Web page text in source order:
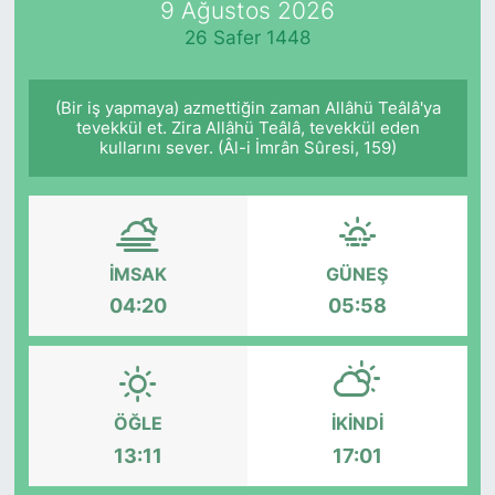
9 Ağustos 2026
26 Safer 1448
(Bir iş yapmaya) azmettiğin zaman Allâhü Teâlâ'ya
tevekkül et. Zira Allâhü Teâlâ, tevekkül eden
kullarını sever. (Âl-i İmrân Sûresi, 159)
İMSAK
04:20
GÜNEŞ
05:58
ÖĞLE
13:11
İKINDI
17:01
KÖŞE YAZILARI
KÖŞE YAZILARI (Arşiv)
KÜLTÜR SANAT
RÖPORTAJ
SARIYER HABERLERİ
SARIYER İMAR BARIŞI
SEKTÖR